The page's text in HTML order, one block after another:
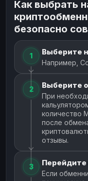
Как выбрать
безопасно
1 Выберите
Например,
2 Выберите
При
количество
после
отзывы.
3
Если